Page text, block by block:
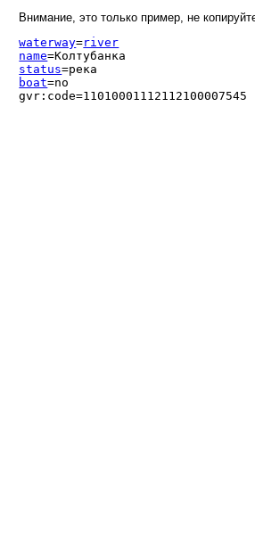
Внимание, это только пример, не
waterway=river
name=Колтубанка
status=река
boat=no
gvr:code=11010001112112100007545